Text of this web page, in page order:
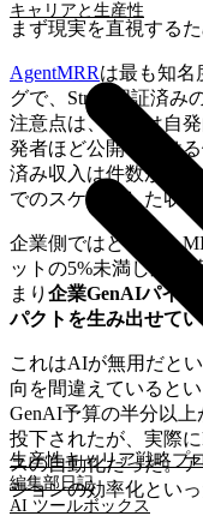
生産性キャリア戦略プ
編集部日記
AI ツールボックス
キャリアと生産性
まず現実を直視する
AgentMRRは最も知名
グで、Stripe認証済み
注意点は、これは自
発者ほど公開を避け
済み収入は件数が非
でのスケールした収
企業側ではどうか。
ットの5%未満しか顕
まり 企業GenAIパイ
パクトを生み出せてい
これはAIが無用だと
向を間違えていると
GenAI予算の半分以
投下されたが、実際
スの自動化だった。
ションの効率化といっ